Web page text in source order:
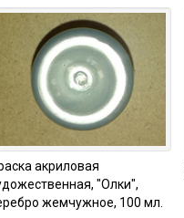
акриловая
"Олки",
жемчужное, 100 мл.